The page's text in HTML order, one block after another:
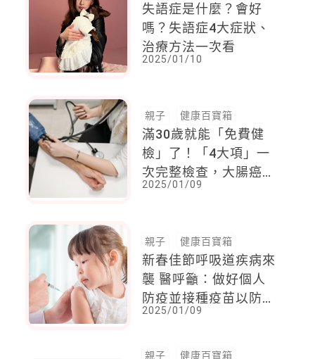
失語症是什麼？會好
嗎？失語症4大症狀、
治療方法一次看
2025/01/10
親子 健康百寶箱
滿30歲就能「免費健
檢」了！「4大項」一
次完整檢查，大腸癌篩
檢年齡下修到45歲
2025/01/09
親子 健康百寶箱
新春佳節呼吸道疾病來
襲 醫呼籲：做好個人
防疫並接種疫苗以防重
症！
2025/01/09
親子 健康百寶箱